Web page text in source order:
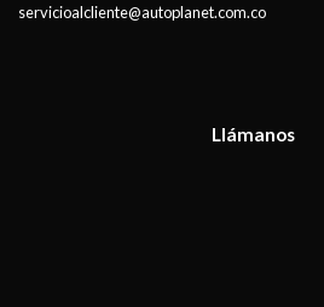
servicioalcliente@autoplanet.com.co
Llámanos